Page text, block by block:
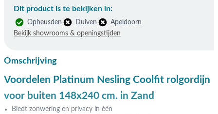
Dit product is te bekijken in:
Opheusden Duiven
Apeldoorn
Bekijk showrooms & openingstijden
Omschrijving
Voordelen Platinum Nesling Coolfit rolgordijn
voor buiten 148x240 cm. in Zand
Biedt zonwering en privacy in één